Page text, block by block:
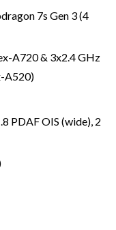
7s Gen 3 (4
A720 & 3x2.4 GHz
A520)
PDAF OIS (wide), 2